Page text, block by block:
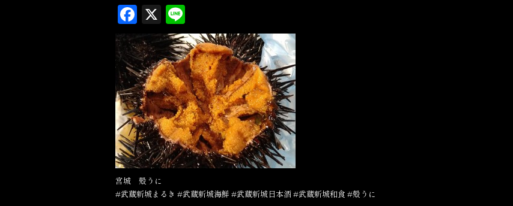
F
a
c
e
b
o
o
k
X
in
e
宮城 殻うに
#武蔵新城まるき #武蔵新城海鮮 #武蔵新城日本酒 #武蔵新城和食 #殻うに